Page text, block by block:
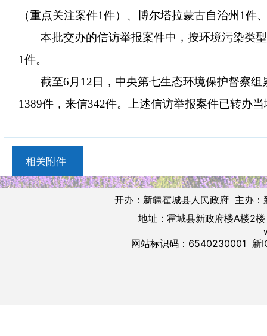
（重点关注案件1件）、博尔塔拉蒙古自治州 1件
本批交办的信访举报案件中，按环境污染类
1件。
截至6 月 12 日，中央第七生态环境保护督察
1389件，来信342件。上述信访举报案件已转办
相关附件
开办：新疆霍城县人民政府 主办
地址：霍城县新政府楼A楼
网站标识码：6540230001 新